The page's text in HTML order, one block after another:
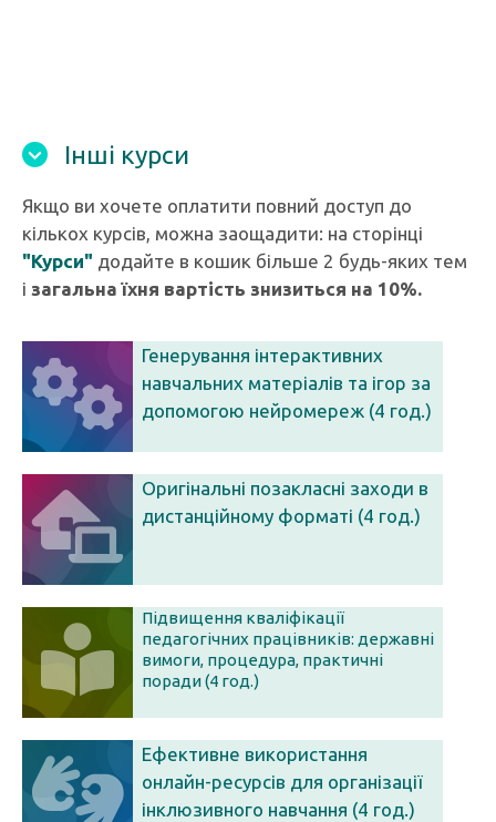
Інші курси
Якщо ви хочете оплатити повний доступ до
кількох курсів, можна заощадити: на сторінці
"Курси" додайте в кошик більше 2 будь-яких тем
і загальна їхня вартість знизиться на 10%.
Генерування інтерактивних
навчальних матеріалів та ігор за
допомогою нейромереж (4 год.)
Оригінальні позакласні заходи в
дистанційному форматі (4 год.)
Підвищення кваліфікації
педагогічних працівників: державні
вимоги, процедура, практичні
поради (4 год.)
Ефективне використання
онлайн-ресурсів для організації
інклюзивного навчання (4 год.)